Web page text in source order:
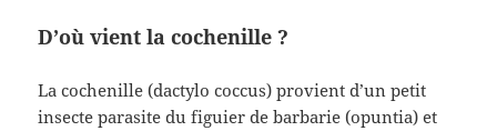
D’où vient la cochenille ?
La cochenille (dactylo coccus) provient d’un petit
insecte parasite du figuier de barbarie (opuntia) et